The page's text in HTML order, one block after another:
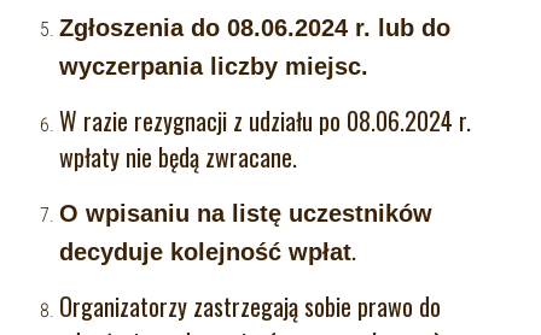
Zgłoszenia do 08.06.2024 r. lub do
wyczerpania liczby miejsc.
W razie rezygnacji z udziału po 08.06.2024 r.
wpłaty nie będą zwracane.
O wpisaniu na listę uczestników
decyduje kolejność wpłat.
Organizatorzy zastrzegają sobie prawo do